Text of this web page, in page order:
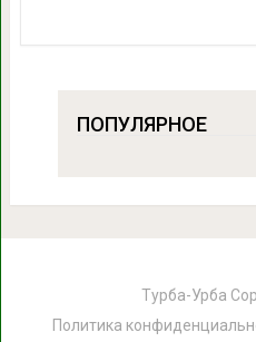
ПОПУЛЯРНОЕ
Турба-Урба
Политика